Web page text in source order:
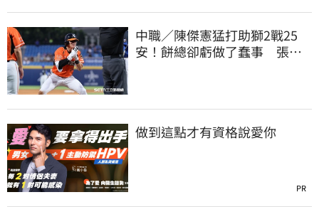
中職／陳傑憲猛打助獅2戰25
安！餅總卻虧做了蠢事 張翔
做到這點才有資格說愛你
PR